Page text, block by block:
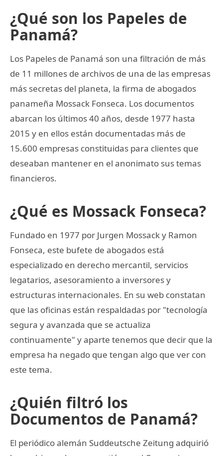
¿Qué son los Papeles de
Panamá?
Los Papeles de Panamá son una filtración de más
de 11 millones de archivos de una de las empresas
más secretas del planeta, la firma de abogados
panameña Mossack Fonseca. Los documentos
abarcan los últimos 40 años, desde 1977 hasta
2015 y en ellos están documentadas más de
15.600 empresas constituidas para clientes que
deseaban mantener en el anonimato sus temas
financieros.
¿Qué es Mossack Fonseca?
Fundado en 1977 por Jurgen Mossack y Ramon
Fonseca, este bufete de abogados está
especializado en derecho mercantil, servicios
legatarios, asesoramiento a inversores y
estructuras internacionales. En su web constatan
que las oficinas están respaldadas por "tecnología
segura y avanzada que se actualiza
continuamente" y aparte tenemos que decir que la
empresa ha negado que tengan algo que ver con
este tema.
¿Quién filtró los
Documentos de Panamá?
El periódico alemán Suddeutsche Zeitung adquirió